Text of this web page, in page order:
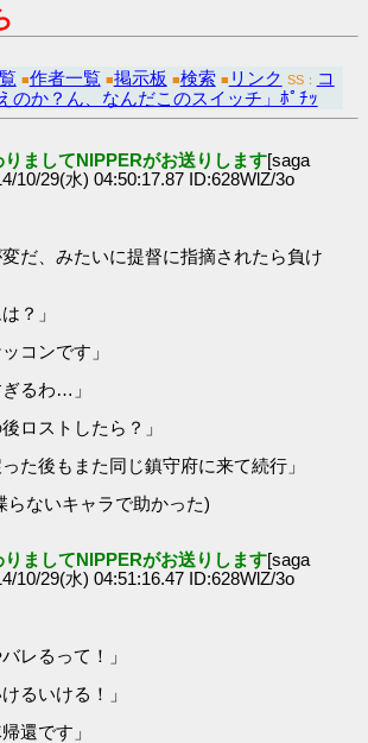
■作者一覧 ■掲示板 ■検索 ■ リンク SS： コ
のか？ん、なんだこのスイッチ」ﾎﾟﾁｯ
りましてNIPPERがお送りします[saga
10/29(水) 04:50:17.87 ID:628WlZ/3o
だ、みたいに提督に指摘されたら負け
？」
コンです」
るわ…」
ロストしたら？」
た後もまた同じ鎮守府に来て続行」
らないキャラで助かった)
りましてNIPPERがお送りします[saga
10/29(水) 04:51:16.47 ID:628WlZ/3o
レるって！」
るいける！」
還です」